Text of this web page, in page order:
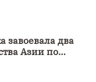
завоевала два
Азии по